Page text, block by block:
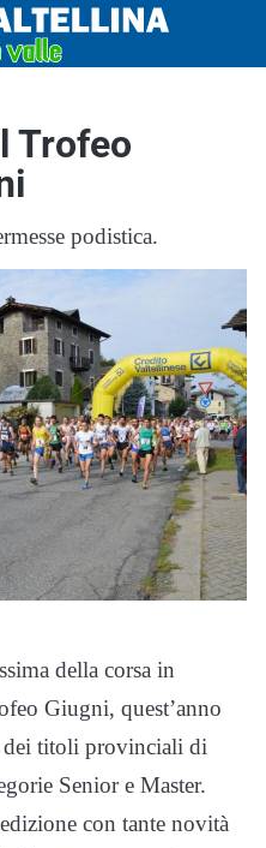
Trofeo
podistica.
della corsa in
Giugni, quest’anno
dei titoli provinciali di
Senior e Master.
con tante novità